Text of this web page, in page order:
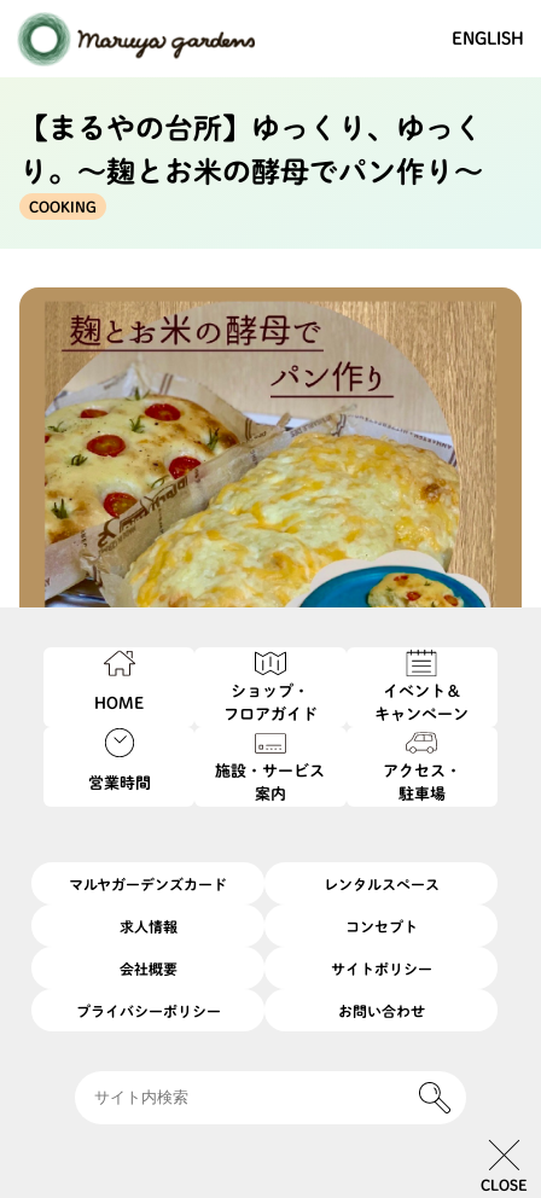
ENGLISH
HOME
ショップ・
フロアガイド
イベント＆
キャンペーン
営業時間
施設・サービス
案内
アクセス・
駐車場
マルヤガーデンズカード レンタルスペース
求人情報 コンセプト
会社概要 サイトポリシー
プライバシーポリシー お問い合わせ
CLOSE
【まるやの台所】ゆっくり、ゆっく
り。～麹とお米の酵母でパン作り～
開催日 2026/4/30(木)
ふんわり、もっちり フォカッチャ
自家培養酵母でゆっくりと発酵させた生地は、奥深い甘みと「ふ
んわり・もっちり」とした食感のフォカッチャに焼き上がりま
す。成形(一次発酵済みの生地)からスタートして、ゆっくりと仕
上げ発酵を待ちます。そして、発酵を待つ間に、ご自身で生地を